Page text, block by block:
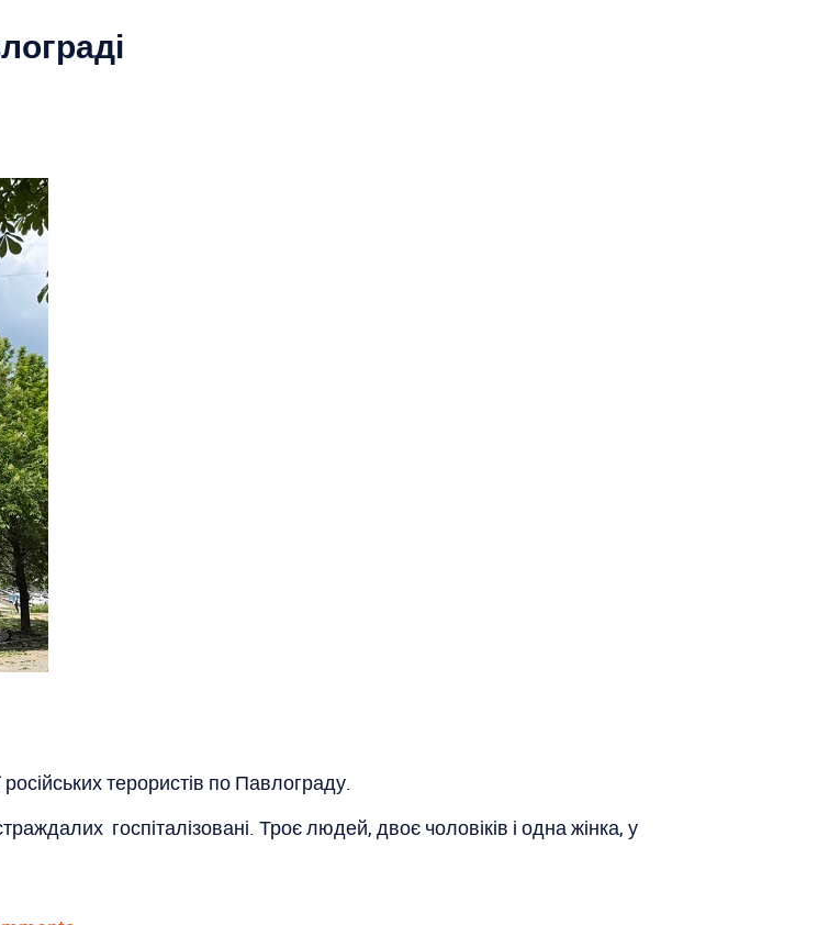
терористів по Павлограду.
госпіталізовані. Троє людей, двоє чоловіків і одна жінка, у